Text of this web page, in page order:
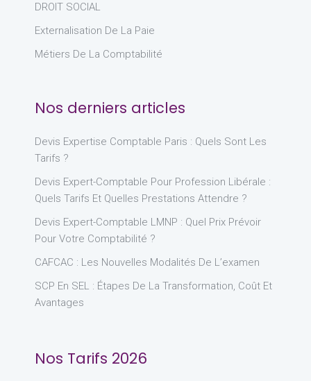
DROIT SOCIAL
Externalisation De La Paie
Métiers De La Comptabilité
Nos derniers articles
Devis Expertise Comptable Paris : Quels Sont Les
Tarifs ?
Devis Expert-Comptable Pour Profession Libérale :
Quels Tarifs Et Quelles Prestations Attendre ?
Devis Expert-Comptable LMNP : Quel Prix Prévoir
Pour Votre Comptabilité ?
CAFCAC : Les Nouvelles Modalités De L’examen
SCP En SEL : Étapes De La Transformation, Coût Et
Avantages
Nos Tarifs 2026